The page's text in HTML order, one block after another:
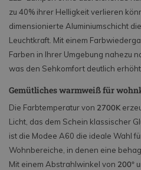
zu 40% ihrer Helligkeit verlieren
dimensionierte Aluminiumschicht
Leuchtkraft. Mit einem
Farben in Ihrer Umgebung nahezu
was den Sehkomfort deutlich
Gemütliches warmweiß für
Die Farbtemperatur von 2700K
Licht, das dem Schein klassischer
ist die Modee A60 die ideale Wahl
Wohnbereiche, in denen eine
Mit einem Abstrahlwinkel von 200°